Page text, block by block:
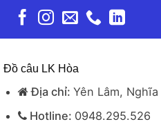
Đồ câu LK Hòa
Địa chỉ: Yên Lâm,
Hotline: 0948.295.526